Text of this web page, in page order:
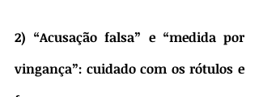
2) “Acusação falsa” e “medida por
vingança”: cuidado com os rótulos e